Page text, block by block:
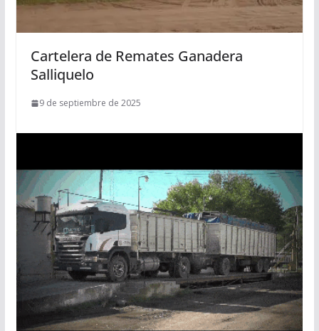
Cartelera de Remates Ganadera
Salliquelo
9 de septiembre de 2025